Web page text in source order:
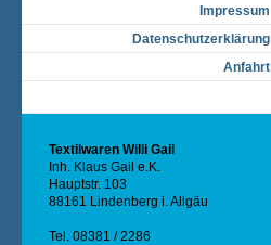
Impressum
Datenschutzerklärung
Anfahrt
Textilwaren Willi Gail
Inh. Klaus Gail e.K.
Hauptstr. 103
88161 Lindenberg i. Allgäu
Tel. 08381 / 2286